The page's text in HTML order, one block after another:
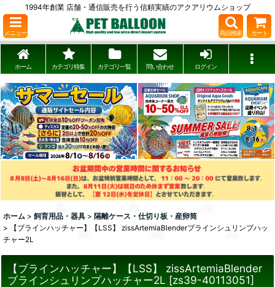
1994年創業 店舗・通信販売を行う信頼実績のアクアリウムショップ
メニュー 商品検索 カート
ホーム カテゴリ特集 カテゴリ一覧 問い合わせ ログイン
ホーム > 飼育用品・器具 > 隔離ケース・仕切り板・産卵筒
>
【ブラインハッチャー】【LSS】 zissArtemiaBlenderブラインシュリンプハッ
チャー2L
【ブラインハッチャー】【LSS】 zissArtemiaBlender
ブラインシュリンプハッチャー2L [zs39-40113051]